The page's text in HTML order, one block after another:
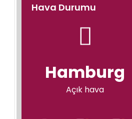
Hava Durumu
Hamburg
Açık hava